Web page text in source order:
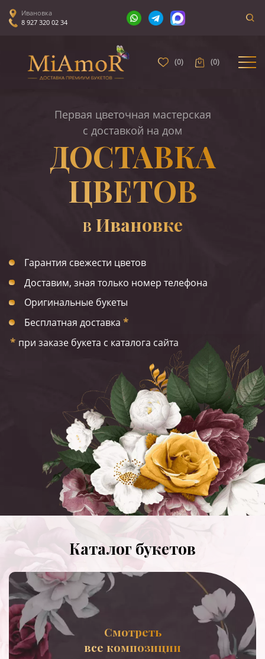
Ивановка
8 927 320 02 34
(0) (0)
Первая цветочная мастерская
с доставкой на дом
ДОСТАВКА
ЦВЕТОВ
В Ивановке
Гарантия свежести цветов
Доставим, зная только номер телефона
Оригинальные букеты
Бесплатная доставка *
* при заказе букета с каталога сайта
Каталог букетов
Смотреть
все композиции